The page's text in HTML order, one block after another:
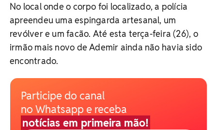
No local onde o corpo foi localizado, a polícia
apreendeu uma espingarda artesanal, um
revólver e um facão. Até esta terça-feira (26), o
irmão mais novo de Ademir ainda não havia sido
encontrado.
Participe do canal
no Whatsapp e receba
notícias em primeira mão!